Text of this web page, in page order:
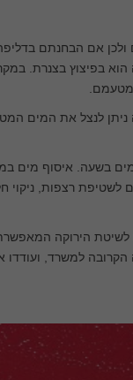
מטפטפים ולכן אם הבחנתם
הוא בפיצוץ בצנרת.
מטעמם.
ניתן לנצל את המים
שכן המזגן הפשוט ביותר (1 כוח סוס) פולט מעל 1 ליטר
יעילים לשטיפת רצפות,
לשיטת הירוקה
הקרובה למשרד, ועודדו